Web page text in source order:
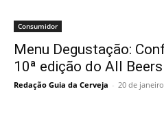
Consumidor
Menu Degustação:
10ª edição do All
Redação Guia da Cerveja - 20 de